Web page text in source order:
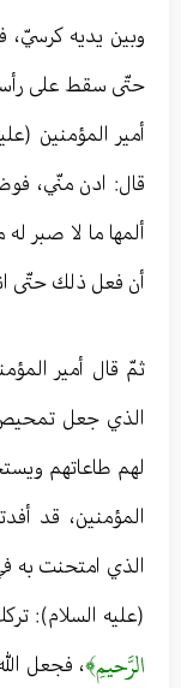
وبين يديه كرسيّ،
حتّى سقط على
أمير المؤمنين
قال: ادن منّي،
ألمها ما لا صبر
أن فعل ذلك حتّى
ثمّ قال أمير
الذي جعل تمحيص
لهم طاعاتهم
المؤمنين، قد
الذي امتحنت به
(عليه السلام):
الرَّحيمِ﴾، فجعل